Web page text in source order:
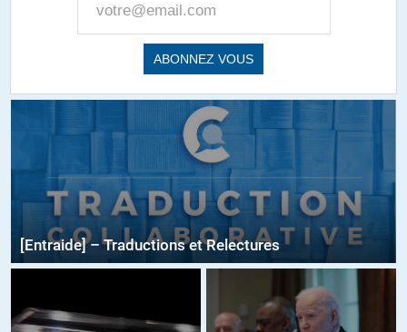
[Entraide] – Traductions et Relectures